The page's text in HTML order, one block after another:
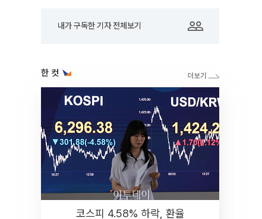
내가 구독한 기자 전체보기
한 컷
코스피 4.58% 하락, 환율